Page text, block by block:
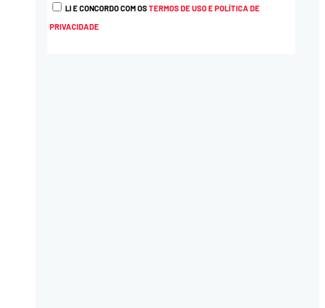
LI E CONCORDO COM OSTERMOS DE USO E POLÍTICA DE
PRIVACIDADE